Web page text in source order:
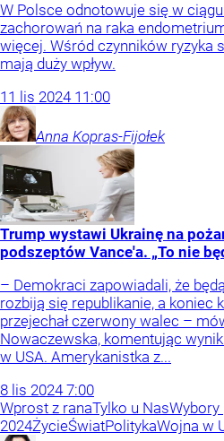
W Polsce odnotowuje się w
zachorowań na raka
więcej. Wśród czynników ryzyka
mają duży wpływ.
11 lis 2024 11:00
Anna Kopras-Fijołek
Trump wystawi Ukrainę na
podszeptów Vance'a. „To nie
– Demokraci zapowiadali, że
rozbiją się republikanie, a koniec
przejechał czerwony walec –
Nowaczewska, komentując
w USA. Amerykanistka z...
8 lis 2024 7:00
Wprost z ranaTylko u NasWybory
2024ŻycieŚwiatPolitykaWojna w